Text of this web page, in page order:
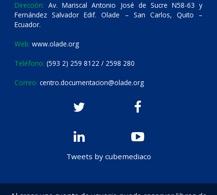
Dirección: Av. Mariscal Antonio José de Sucre N58-63 y
Fernández Salvador Edif. Olade – San Carlos, Quito –
Ecuador.
Web: www.olade.org
Teléfono: (593 2) 259 8122 / 2598 280
Correo: centro.documentacion@olade.org
Tweets by cubemediaco